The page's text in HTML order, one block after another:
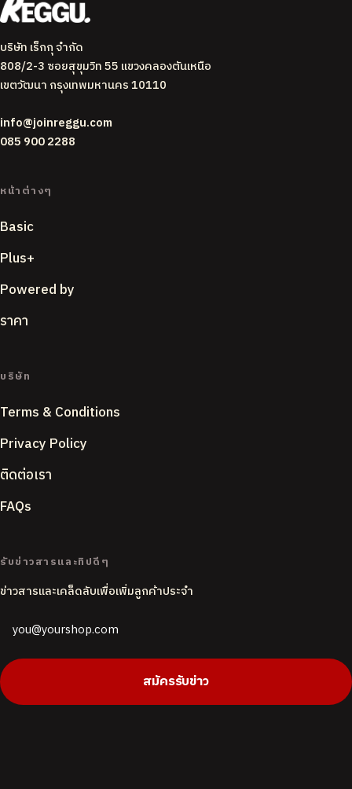
บริษัท เร็กกุ จำกัด
808/2-3 ซอยสุขุมวิท 55 แขวงคลองตันเหนือ
เขตวัฒนา กรุงเทพมหานคร 10110
info@joinreggu.com
085 900 2288
หน้าต่างๆ
Basic
Plus+
Powered by
ราคา
บริษัท
Terms & Conditions
Privacy Policy
ติดต่อเรา
FAQs
รับข่าวสารและทิปดีๆ
ข่าวสารและเคล็ดลับเพื่อเพิ่มลูกค้าประจำ
สมัครรับข่าว